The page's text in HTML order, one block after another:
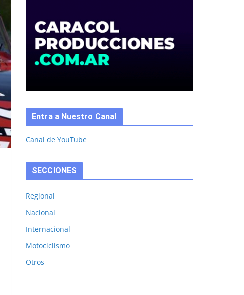
Entra a Nuestro Canal
Canal de YouTube
SECCIONES
Regional
Nacional
Internacional
Motociclismo
Otros